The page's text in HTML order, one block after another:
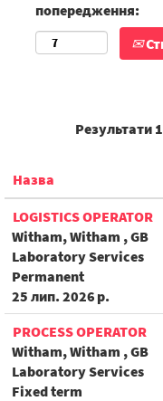
попередження:
Результати
Назва
LOGISTICS OPERATOR
Witham, Witham , GB
Laboratory Services
Permanent
25 лип. 2026 р.
PROCESS OPERATOR
Witham, Witham , GB
Laboratory Services
Fixed term